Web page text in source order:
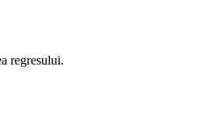
regresului.